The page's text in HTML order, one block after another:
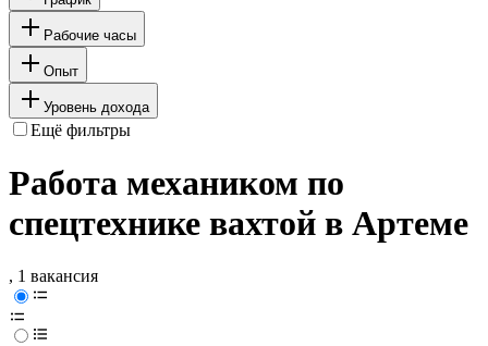
Рабочие часы
Опыт
Уровень дохода
Ещё фильтры
Работа механиком по
спецтехнике вахтой в Артеме
, 1 вакансия